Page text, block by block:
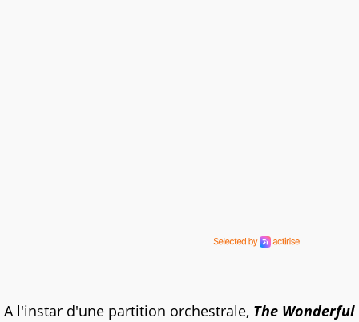
A l'instar d'une partition orchestrale, The Wonderful